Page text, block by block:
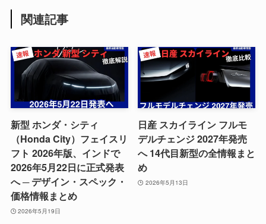
関連記事
新型 ホンダ・シティ
（Honda City）フェイスリ
フト 2026年版、インドで
2026年5月22日に正式発表
へ ─ デザイン・スペック・
価格情報まとめ
2026年5月19日
日産 スカイライン フルモ
デルチェンジ 2027年発売
へ 14代目新型の全情報まと
め
2026年5月13日